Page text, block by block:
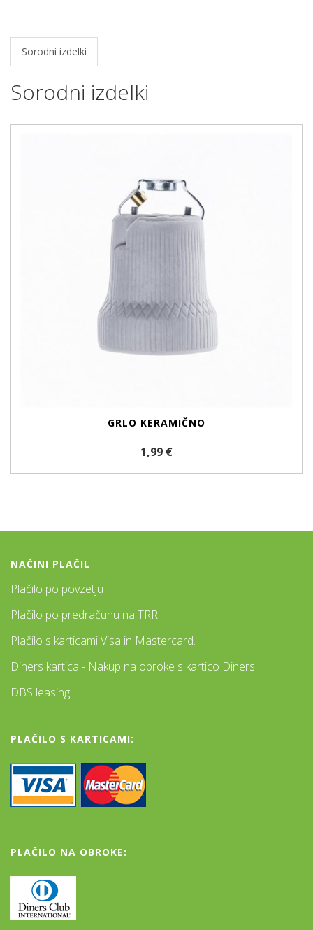
Sorodni izdelki
Sorodni izdelki
GRLO KERAMIČNO
1,99 €
NAČINI PLAČIL
Plačilo po povzetju
Plačilo po predračunu na TRR
Plačilo s karticami Visa in Mastercard.
Diners kartica - Nakup na obroke s kartico Diners
DBS leasing
PLAČILO S KARTICAMI:
PLAČILO NA OBROKE: